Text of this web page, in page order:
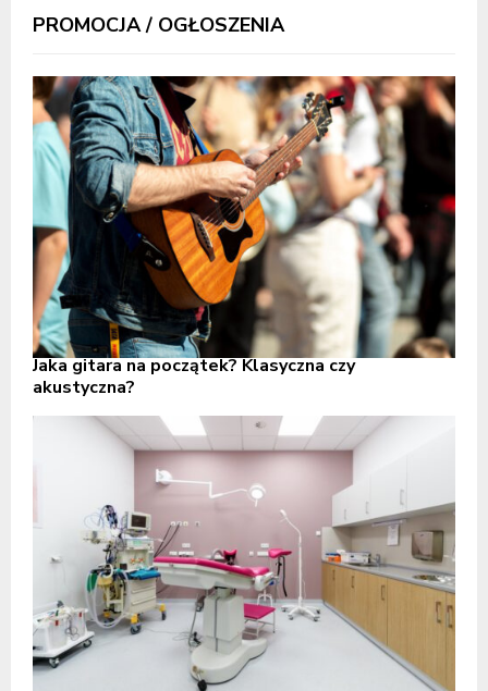
PROMOCJA / OGŁOSZENIA
Jaka gitara na początek? Klasyczna czy
akustyczna?